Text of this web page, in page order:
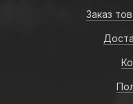
Заказ